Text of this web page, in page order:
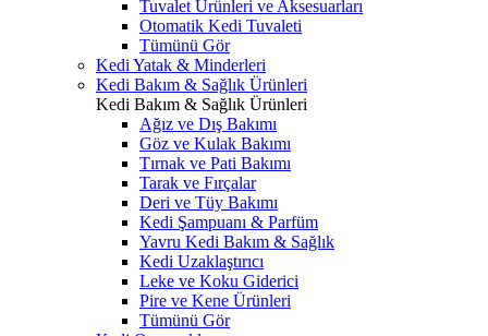
Tuvalet Ürünleri ve Aksesuarları
Otomatik Kedi Tuvaleti
Tümünü Gör
Kedi Yatak & Minderleri
Kedi Bakım & Sağlık Ürünleri
Kedi Bakım & Sağlık Ürünleri
Ağız ve Dış Bakımı
Göz ve Kulak Bakımı
Tırnak ve Pati Bakımı
Tarak ve Fırçalar
Deri ve Tüy Bakımı
Kedi Şampuanı & Parfüm
Yavru Kedi Bakım & Sağlık
Kedi Uzaklaştırıcı
Leke ve Koku Giderici
Pire ve Kene Ürünleri
Tümünü Gör